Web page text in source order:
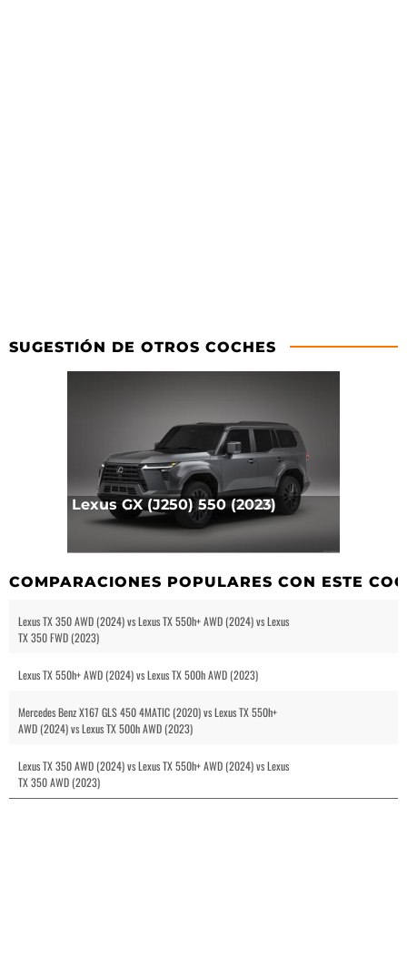
SUGESTIÓN DE OTROS COCHES
Lexus GX (J250) 550 (2023)
COMPARACIONES POPULARES CON ESTE
Lexus TX 350 AWD (2024) vs Lexus TX 550h+ AWD (2024) vs Lexus
TX 350 FWD (2023)
Lexus TX 550h+ AWD (2024) vs Lexus TX 500h AWD (2023)
Mercedes Benz X167 GLS 450 4MATIC (2020) vs Lexus TX 550h+
AWD (2024) vs Lexus TX 500h AWD (2023)
Lexus TX 350 AWD (2024) vs Lexus TX 550h+ AWD (2024) vs Lexus
TX 350 AWD (2023)